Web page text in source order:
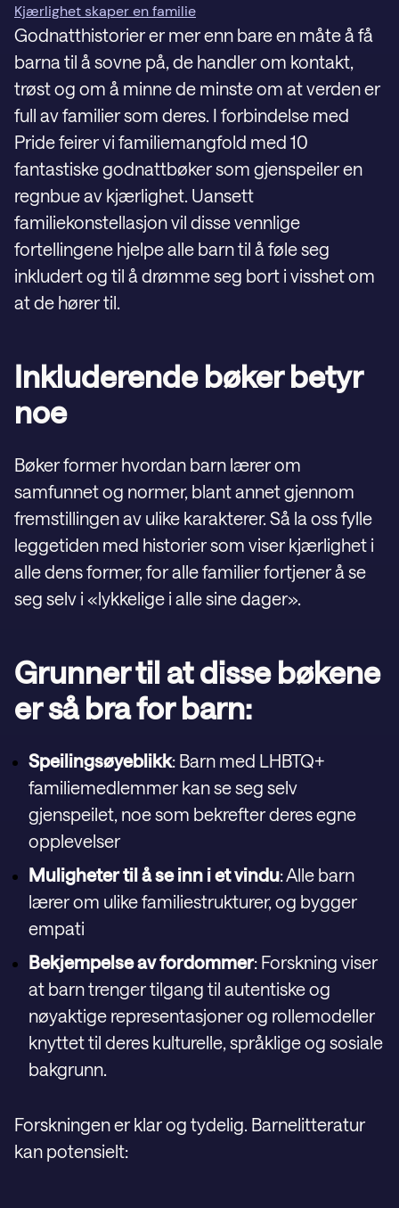
Kjærlighet skaper en familie
Godnatthistorier er mer enn bare en måte å få
barna til å sovne på, de handler om kontakt,
trøst og om å minne de minste om at verden er
full av familier som deres. I forbindelse med
Pride feirer vi familiemangfold med 10
fantastiske godnattbøker som gjenspeiler en
regnbue av kjærlighet. Uansett
familiekonstellasjon vil disse vennlige
fortellingene hjelpe alle barn til å føle seg
inkludert og til å drømme seg bort i visshet om
at de hører til.
Inkluderende bøker betyr
noe
Bøker former hvordan barn lærer om
samfunnet og normer, blant annet gjennom
fremstillingen av ulike karakterer. Så la oss fylle
leggetiden med historier som viser kjærlighet i
alle dens former, for alle familier fortjener å se
seg selv i «lykkelige i alle sine dager».
Grunner til at disse bøkene
er så bra for barn:
Speilingsøyeblikk: Barn med LHBTQ+
familiemedlemmer kan se seg selv
gjenspeilet, noe som bekrefter deres egne
opplevelser
Muligheter til å se inn i et vindu: Alle barn
lærer om ulike familiestrukturer, og bygger
empati
Bekjempelse av fordommer: Forskning viser
at barn trenger tilgang til autentiske og
nøyaktige representasjoner og rollemodeller
knyttet til deres kulturelle, språklige og sosiale
bakgrunn.
Forskningen er klar og tydelig. Barnelitteratur
kan potensielt: